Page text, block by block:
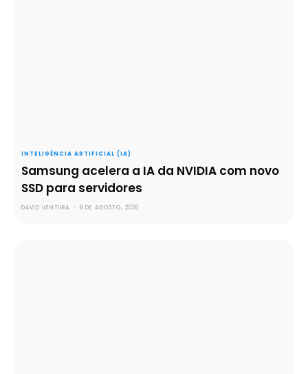
INTELIGÊNCIA ARTIFICIAL (IA)
Samsung acelera a IA da NVIDIA com novo
SSD para servidores
DAVID VENTURA - 8 DE AGOSTO, 2026